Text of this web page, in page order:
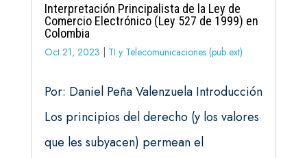
Interpretación Principalista de la Ley de
Comercio Electrónico (Ley 527 de 1999) en
Colombia
Oct 21, 2023 TI y Telecomunicaciones (pub ext)
Por: Daniel Peña Valenzuela Introducción
Los principios del derecho (y los valores
que les subyacen) permean el